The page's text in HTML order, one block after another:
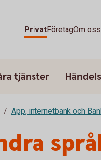
PrivatFöretagOm oss
tjänster
App, internetbank och